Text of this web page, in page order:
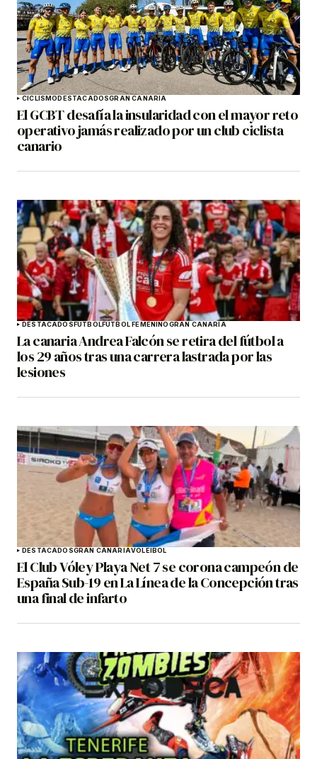
CICLISMODESTACADOSGRAN CANARIA
El GCBT desafía la insularidad con el mayor reto
operativo jamás realizado por un club ciclista
canario
DESTACADOSFÚTBOLFÚTBOL FEMENINOGRAN CANARIA
La canaria Andrea Falcón se retira del fútbol a
los 29 años tras una carrera lastrada por las
lesiones
DESTACADOSGRAN CANARIAVOLEIBOL
El Club Vóley Playa Net 7 se corona campeón de
España Sub-19 en La Línea de la Concepción tras
una final de infarto